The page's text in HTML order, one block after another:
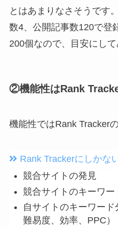
とはあまりなさそうです
数4、公開記事数120で登
200個なので、目安にして
②機能性はRank
機能性ではRank Tracker
Rank Trackerにしかな
競合サイトの発見
競合サイトのキーワー
自サイトのキーワード
難易度、効率、PPC）